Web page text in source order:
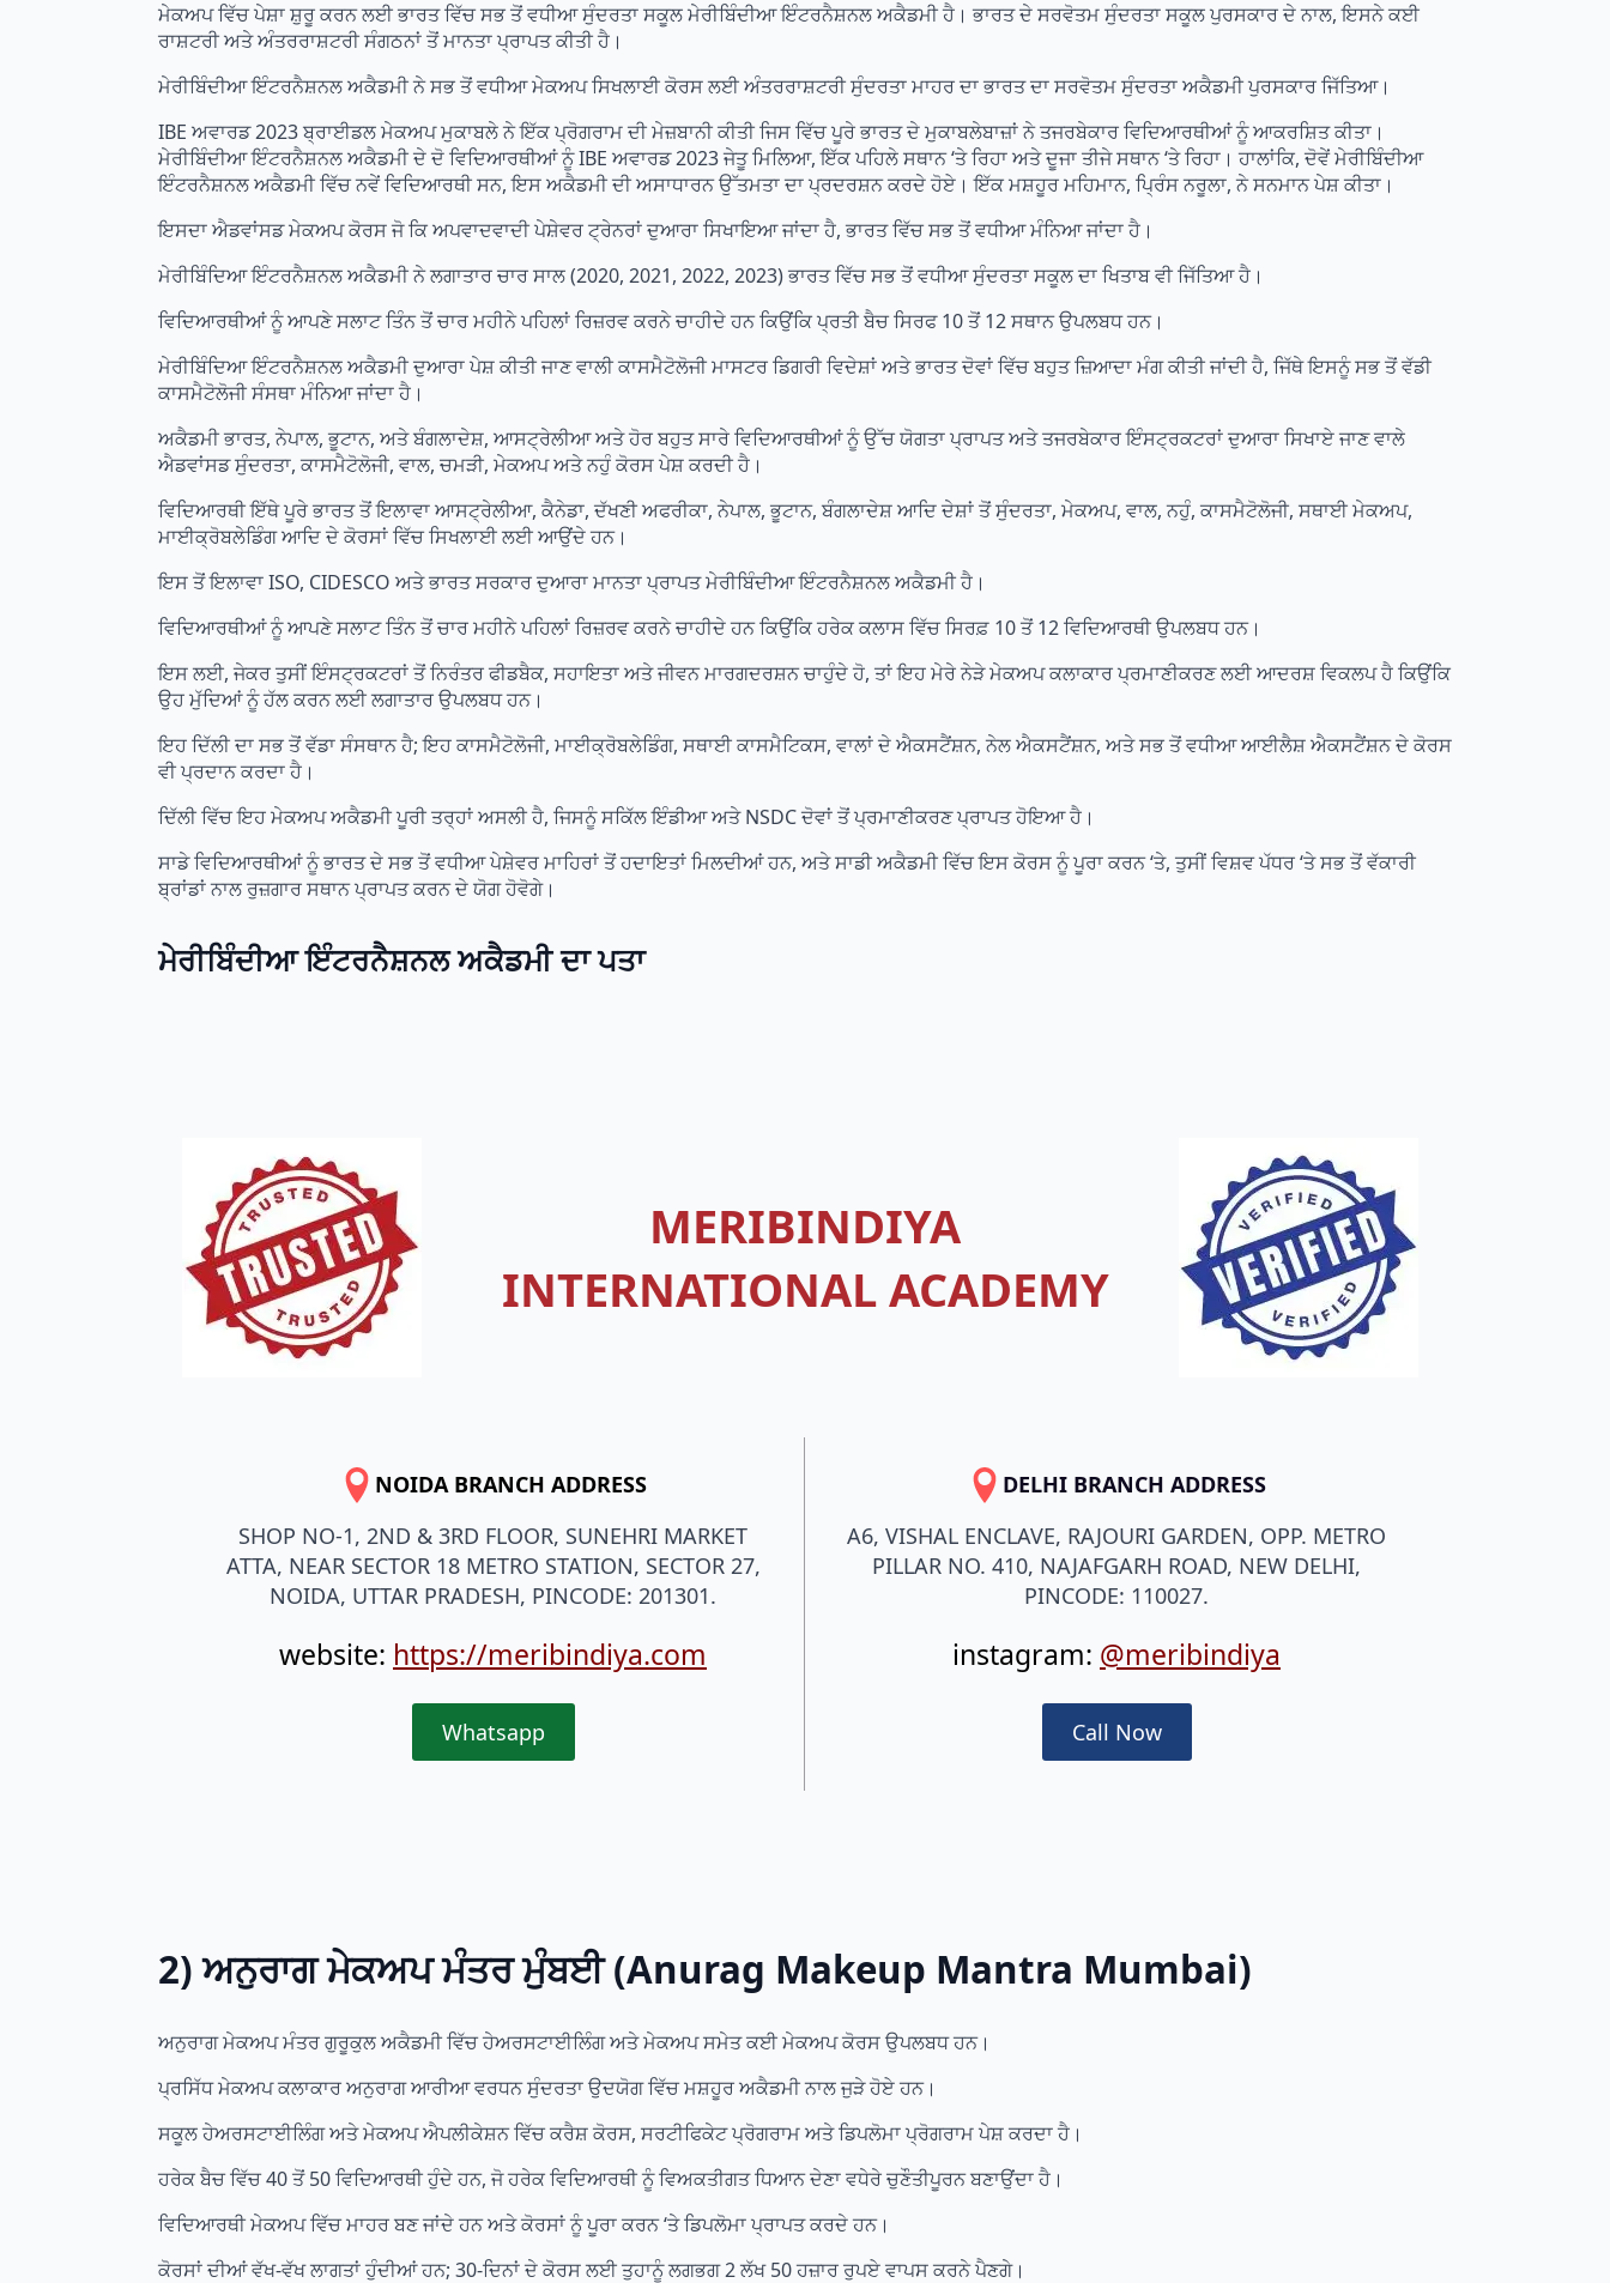
ਮੇਕਅਪ ਵਿੱਚ ਪੇਸ਼ਾ ਸ਼ੁਰੂ ਕਰਨ ਲਈ ਭਾਰਤ ਵਿੱਚ ਸਭ ਤੋਂ ਵਧੀਆ ਸੁੰਦਰਤਾ ਸਕੂਲ ਮੇਰੀਬਿੰਦੀਆ ਇੰਟਰਨੈਸ਼ਨਲ ਅਕੈਡਮੀ ਹੈ। ਭਾਰਤ ਦੇ ਸਰਵੋਤਮ ਸੁੰਦਰਤਾ ਸਕੂਲ ਪੁਰਸਕਾਰ ਦੇ ਨਾਲ, ਇਸਨੇ ਕਈ
ਰਾਸ਼ਟਰੀ ਅਤੇ ਅੰਤਰਰਾਸ਼ਟਰੀ ਸੰਗਠਨਾਂ ਤੋਂ ਮਾਨਤਾ ਪ੍ਰਾਪਤ ਕੀਤੀ ਹੈ।
ਮੇਰੀਬਿੰਦੀਆ ਇੰਟਰਨੈਸ਼ਨਲ ਅਕੈਡਮੀ ਨੇ ਸਭ ਤੋਂ ਵਧੀਆ ਮੇਕਅਪ ਸਿਖਲਾਈ ਕੋਰਸ ਲਈ ਅੰਤਰਰਾਸ਼ਟਰੀ ਸੁੰਦਰਤਾ ਮਾਹਰ ਦਾ ਭਾਰਤ ਦਾ ਸਰਵੋਤਮ ਸੁੰਦਰਤਾ ਅਕੈਡਮੀ ਪੁਰਸਕਾਰ ਜਿੱਤਿਆ।
IBE ਅਵਾਰਡ 2023 ਬ੍ਰਾਈਡਲ ਮੇਕਅਪ ਮੁਕਾਬਲੇ ਨੇ ਇੱਕ ਪ੍ਰੋਗਰਾਮ ਦੀ ਮੇਜ਼ਬਾਨੀ ਕੀਤੀ ਜਿਸ ਵਿੱਚ ਪੂਰੇ ਭਾਰਤ ਦੇ ਮੁਕਾਬਲੇਬਾਜ਼ਾਂ ਨੇ ਤਜਰਬੇਕਾਰ ਵਿਦਿਆਰਥੀਆਂ ਨੂੰ ਆਕਰਸ਼ਿਤ ਕੀਤਾ।
ਮੇਰੀਬਿੰਦੀਆ ਇੰਟਰਨੈਸ਼ਨਲ ਅਕੈਡਮੀ ਦੇ ਦੋ ਵਿਦਿਆਰਥੀਆਂ ਨੂੰ IBE ਅਵਾਰਡ 2023 ਜੇਤੂ ਮਿਲਿਆ, ਇੱਕ ਪਹਿਲੇ ਸਥਾਨ ‘ਤੇ ਰਿਹਾ ਅਤੇ ਦੂਜਾ ਤੀਜੇ ਸਥਾਨ ‘ਤੇ ਰਿਹਾ। ਹਾਲਾਂਕਿ, ਦੋਵੇਂ ਮੇਰੀਬਿੰਦੀਆ
ਇੰਟਰਨੈਸ਼ਨਲ ਅਕੈਡਮੀ ਵਿੱਚ ਨਵੇਂ ਵਿਦਿਆਰਥੀ ਸਨ, ਇਸ ਅਕੈਡਮੀ ਦੀ ਅਸਾਧਾਰਨ ਉੱਤਮਤਾ ਦਾ ਪ੍ਰਦਰਸ਼ਨ ਕਰਦੇ ਹੋਏ। ਇੱਕ ਮਸ਼ਹੂਰ ਮਹਿਮਾਨ, ਪ੍ਰਿੰਸ ਨਰੂਲਾ, ਨੇ ਸਨਮਾਨ ਪੇਸ਼ ਕੀਤਾ।
ਇਸਦਾ ਐਡਵਾਂਸਡ ਮੇਕਅਪ ਕੋਰਸ ਜੋ ਕਿ ਅਪਵਾਦਵਾਦੀ ਪੇਸ਼ੇਵਰ ਟ੍ਰੇਨਰਾਂ ਦੁਆਰਾ ਸਿਖਾਇਆ ਜਾਂਦਾ ਹੈ, ਭਾਰਤ ਵਿੱਚ ਸਭ ਤੋਂ ਵਧੀਆ ਮੰਨਿਆ ਜਾਂਦਾ ਹੈ।
ਮੇਰੀਬਿੰਦਿਆ ਇੰਟਰਨੈਸ਼ਨਲ ਅਕੈਡਮੀ ਨੇ ਲਗਾਤਾਰ ਚਾਰ ਸਾਲ (2020, 2021, 2022, 2023) ਭਾਰਤ ਵਿੱਚ ਸਭ ਤੋਂ ਵਧੀਆ ਸੁੰਦਰਤਾ ਸਕੂਲ ਦਾ ਖਿਤਾਬ ਵੀ ਜਿੱਤਿਆ ਹੈ।
ਵਿਦਿਆਰਥੀਆਂ ਨੂੰ ਆਪਣੇ ਸਲਾਟ ਤਿੰਨ ਤੋਂ ਚਾਰ ਮਹੀਨੇ ਪਹਿਲਾਂ ਰਿਜ਼ਰਵ ਕਰਨੇ ਚਾਹੀਦੇ ਹਨ ਕਿਉਂਕਿ ਪ੍ਰਤੀ ਬੈਚ ਸਿਰਫ 10 ਤੋਂ 12 ਸਥਾਨ ਉਪਲਬਧ ਹਨ।
ਮੇਰੀਬਿੰਦਿਆ ਇੰਟਰਨੈਸ਼ਨਲ ਅਕੈਡਮੀ ਦੁਆਰਾ ਪੇਸ਼ ਕੀਤੀ ਜਾਣ ਵਾਲੀ ਕਾਸਮੈਟੋਲੋਜੀ ਮਾਸਟਰ ਡਿਗਰੀ ਵਿਦੇਸ਼ਾਂ ਅਤੇ ਭਾਰਤ ਦੋਵਾਂ ਵਿੱਚ ਬਹੁਤ ਜ਼ਿਆਦਾ ਮੰਗ ਕੀਤੀ ਜਾਂਦੀ ਹੈ, ਜਿੱਥੇ ਇਸਨੂੰ ਸਭ ਤੋਂ ਵੱਡੀ
ਕਾਸਮੈਟੋਲੋਜੀ ਸੰਸਥਾ ਮੰਨਿਆ ਜਾਂਦਾ ਹੈ।
ਅਕੈਡਮੀ ਭਾਰਤ, ਨੇਪਾਲ, ਭੂਟਾਨ, ਅਤੇ ਬੰਗਲਾਦੇਸ਼, ਆਸਟ੍ਰੇਲੀਆ ਅਤੇ ਹੋਰ ਬਹੁਤ ਸਾਰੇ ਵਿਦਿਆਰਥੀਆਂ ਨੂੰ ਉੱਚ ਯੋਗਤਾ ਪ੍ਰਾਪਤ ਅਤੇ ਤਜਰਬੇਕਾਰ ਇੰਸਟ੍ਰਕਟਰਾਂ ਦੁਆਰਾ ਸਿਖਾਏ ਜਾਣ ਵਾਲੇ
ਐਡਵਾਂਸਡ ਸੁੰਦਰਤਾ, ਕਾਸਮੈਟੋਲੋਜੀ, ਵਾਲ, ਚਮੜੀ, ਮੇਕਅਪ ਅਤੇ ਨਹੁੰ ਕੋਰਸ ਪੇਸ਼ ਕਰਦੀ ਹੈ।
ਵਿਦਿਆਰਥੀ ਇੱਥੇ ਪੂਰੇ ਭਾਰਤ ਤੋਂ ਇਲਾਵਾ ਆਸਟ੍ਰੇਲੀਆ, ਕੈਨੇਡਾ, ਦੱਖਣੀ ਅਫਰੀਕਾ, ਨੇਪਾਲ, ਭੂਟਾਨ, ਬੰਗਲਾਦੇਸ਼ ਆਦਿ ਦੇਸ਼ਾਂ ਤੋਂ ਸੁੰਦਰਤਾ, ਮੇਕਅਪ, ਵਾਲ, ਨਹੁੰ, ਕਾਸਮੈਟੋਲੋਜੀ, ਸਥਾਈ ਮੇਕਅਪ,
ਮਾਈਕ੍ਰੋਬਲੇਡਿੰਗ ਆਦਿ ਦੇ ਕੋਰਸਾਂ ਵਿੱਚ ਸਿਖਲਾਈ ਲਈ ਆਉਂਦੇ ਹਨ।
ਇਸ ਤੋਂ ਇਲਾਵਾ ISO, CIDESCO ਅਤੇ ਭਾਰਤ ਸਰਕਾਰ ਦੁਆਰਾ ਮਾਨਤਾ ਪ੍ਰਾਪਤ ਮੇਰੀਬਿੰਦੀਆ ਇੰਟਰਨੈਸ਼ਨਲ ਅਕੈਡਮੀ ਹੈ।
ਵਿਦਿਆਰਥੀਆਂ ਨੂੰ ਆਪਣੇ ਸਲਾਟ ਤਿੰਨ ਤੋਂ ਚਾਰ ਮਹੀਨੇ ਪਹਿਲਾਂ ਰਿਜ਼ਰਵ ਕਰਨੇ ਚਾਹੀਦੇ ਹਨ ਕਿਉਂਕਿ ਹਰੇਕ ਕਲਾਸ ਵਿੱਚ ਸਿਰਫ਼ 10 ਤੋਂ 12 ਵਿਦਿਆਰਥੀ ਉਪਲਬਧ ਹਨ।
ਇਸ ਲਈ, ਜੇਕਰ ਤੁਸੀਂ ਇੰਸਟ੍ਰਕਟਰਾਂ ਤੋਂ ਨਿਰੰਤਰ ਫੀਡਬੈਕ, ਸਹਾਇਤਾ ਅਤੇ ਜੀਵਨ ਮਾਰਗਦਰਸ਼ਨ ਚਾਹੁੰਦੇ ਹੋ, ਤਾਂ ਇਹ ਮੇਰੇ ਨੇੜੇ ਮੇਕਅਪ ਕਲਾਕਾਰ ਪ੍ਰਮਾਣੀਕਰਣ ਲਈ ਆਦਰਸ਼ ਵਿਕਲਪ ਹੈ ਕਿਉਂਕਿ
ਉਹ ਮੁੱਦਿਆਂ ਨੂੰ ਹੱਲ ਕਰਨ ਲਈ ਲਗਾਤਾਰ ਉਪਲਬਧ ਹਨ।
ਇਹ ਦਿੱਲੀ ਦਾ ਸਭ ਤੋਂ ਵੱਡਾ ਸੰਸਥਾਨ ਹੈ; ਇਹ ਕਾਸਮੈਟੋਲੋਜੀ, ਮਾਈਕ੍ਰੋਬਲੇਡਿੰਗ, ਸਥਾਈ ਕਾਸਮੈਟਿਕਸ, ਵਾਲਾਂ ਦੇ ਐਕਸਟੈਂਸ਼ਨ, ਨੇਲ ਐਕਸਟੈਂਸ਼ਨ, ਅਤੇ ਸਭ ਤੋਂ ਵਧੀਆ ਆਈਲੈਸ਼ ਐਕਸਟੈਂਸ਼ਨ ਦੇ ਕੋਰਸ
ਵੀ ਪ੍ਰਦਾਨ ਕਰਦਾ ਹੈ।
ਦਿੱਲੀ ਵਿੱਚ ਇਹ ਮੇਕਅਪ ਅਕੈਡਮੀ ਪੂਰੀ ਤਰ੍ਹਾਂ ਅਸਲੀ ਹੈ, ਜਿਸਨੂੰ ਸਕਿੱਲ ਇੰਡੀਆ ਅਤੇ NSDC ਦੋਵਾਂ ਤੋਂ ਪ੍ਰਮਾਣੀਕਰਣ ਪ੍ਰਾਪਤ ਹੋਇਆ ਹੈ।
ਸਾਡੇ ਵਿਦਿਆਰਥੀਆਂ ਨੂੰ ਭਾਰਤ ਦੇ ਸਭ ਤੋਂ ਵਧੀਆ ਪੇਸ਼ੇਵਰ ਮਾਹਿਰਾਂ ਤੋਂ ਹਦਾਇਤਾਂ ਮਿਲਦੀਆਂ ਹਨ, ਅਤੇ ਸਾਡੀ ਅਕੈਡਮੀ ਵਿੱਚ ਇਸ ਕੋਰਸ ਨੂੰ ਪੂਰਾ ਕਰਨ ‘ਤੇ, ਤੁਸੀਂ ਵਿਸ਼ਵ ਪੱਧਰ ‘ਤੇ ਸਭ ਤੋਂ ਵੱਕਾਰੀ
ਬ੍ਰਾਂਡਾਂ ਨਾਲ ਰੁਜ਼ਗਾਰ ਸਥਾਨ ਪ੍ਰਾਪਤ ਕਰਨ ਦੇ ਯੋਗ ਹੋਵੋਗੇ।
ਮੇਰੀਬਿੰਦੀਆ ਇੰਟਰਨੈਸ਼ਨਲ ਅਕੈਡਮੀ ਦਾ ਪਤਾ
MERIBINDIYA
INTERNATIONAL ACADEMY
NOIDA BRANCH ADDRESS
SHOP NO-1, 2ND & 3RD FLOOR, SUNEHRI MARKET
ATTA, NEAR SECTOR 18 METRO STATION, SECTOR 27,
NOIDA, UTTAR PRADESH, PINCODE: 201301.
website: https://meribindiya.com
Whatsapp
DELHI BRANCH ADDRESS
A6, VISHAL ENCLAVE, RAJOURI GARDEN, OPP. METRO
PILLAR NO. 410, NAJAFGARH ROAD, NEW DELHI,
PINCODE: 110027.
instagram: @meribindiya
Call Now
2) ਅਨੁਰਾਗ ਮੇਕਅਪ ਮੰਤਰ ਮੁੰਬਈ (Anurag Makeup Mantra Mumbai)
ਅਨੁਰਾਗ ਮੇਕਅਪ ਮੰਤਰ ਗੁਰੂਕੁਲ ਅਕੈਡਮੀ ਵਿੱਚ ਹੇਅਰਸਟਾਈਲਿੰਗ ਅਤੇ ਮੇਕਅਪ ਸਮੇਤ ਕਈ ਮੇਕਅਪ ਕੋਰਸ ਉਪਲਬਧ ਹਨ।
ਪ੍ਰਸਿੱਧ ਮੇਕਅਪ ਕਲਾਕਾਰ ਅਨੁਰਾਗ ਆਰੀਆ ਵਰਧਨ ਸੁੰਦਰਤਾ ਉਦਯੋਗ ਵਿੱਚ ਮਸ਼ਹੂਰ ਅਕੈਡਮੀ ਨਾਲ ਜੁੜੇ ਹੋਏ ਹਨ।
ਸਕੂਲ ਹੇਅਰਸਟਾਈਲਿੰਗ ਅਤੇ ਮੇਕਅਪ ਐਪਲੀਕੇਸ਼ਨ ਵਿੱਚ ਕਰੈਸ਼ ਕੋਰਸ, ਸਰਟੀਫਿਕੇਟ ਪ੍ਰੋਗਰਾਮ ਅਤੇ ਡਿਪਲੋਮਾ ਪ੍ਰੋਗਰਾਮ ਪੇਸ਼ ਕਰਦਾ ਹੈ।
ਹਰੇਕ ਬੈਚ ਵਿੱਚ 40 ਤੋਂ 50 ਵਿਦਿਆਰਥੀ ਹੁੰਦੇ ਹਨ, ਜੋ ਹਰੇਕ ਵਿਦਿਆਰਥੀ ਨੂੰ ਵਿਅਕਤੀਗਤ ਧਿਆਨ ਦੇਣਾ ਵਧੇਰੇ ਚੁਣੌਤੀਪੂਰਨ ਬਣਾਉਂਦਾ ਹੈ।
ਵਿਦਿਆਰਥੀ ਮੇਕਅਪ ਵਿੱਚ ਮਾਹਰ ਬਣ ਜਾਂਦੇ ਹਨ ਅਤੇ ਕੋਰਸਾਂ ਨੂੰ ਪੂਰਾ ਕਰਨ ‘ਤੇ ਡਿਪਲੋਮਾ ਪ੍ਰਾਪਤ ਕਰਦੇ ਹਨ।
ਕੋਰਸਾਂ ਦੀਆਂ ਵੱਖ-ਵੱਖ ਲਾਗਤਾਂ ਹੁੰਦੀਆਂ ਹਨ; 30-ਦਿਨਾਂ ਦੇ ਕੋਰਸ ਲਈ ਤੁਹਾਨੂੰ ਲਗਭਗ 2 ਲੱਖ 50 ਹਜ਼ਾਰ ਰੁਪਏ ਵਾਪਸ ਕਰਨੇ ਪੈਣਗੇ।